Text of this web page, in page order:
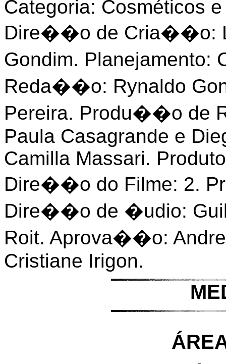
Categoria: Cosméticos
Dire��o de Cria��o:
Gondim. Planejamento:
Reda��o: Rynaldo
Pereira. Produ��o de
Paula Casagrande e
Camilla Massari.
Dire��o do Filme: 2.
Dire��o de �udio:
Roit. Aprova��o:
Cristiane Irigon.